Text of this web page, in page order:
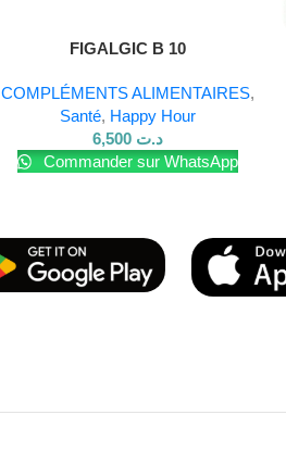
Lire La SuiteFIGALGIC B 10
COMPLÉMENTS ALIMENTAIRES,
Santé, Happy Hour
د.ت 6,500
Commander sur WhatsApp